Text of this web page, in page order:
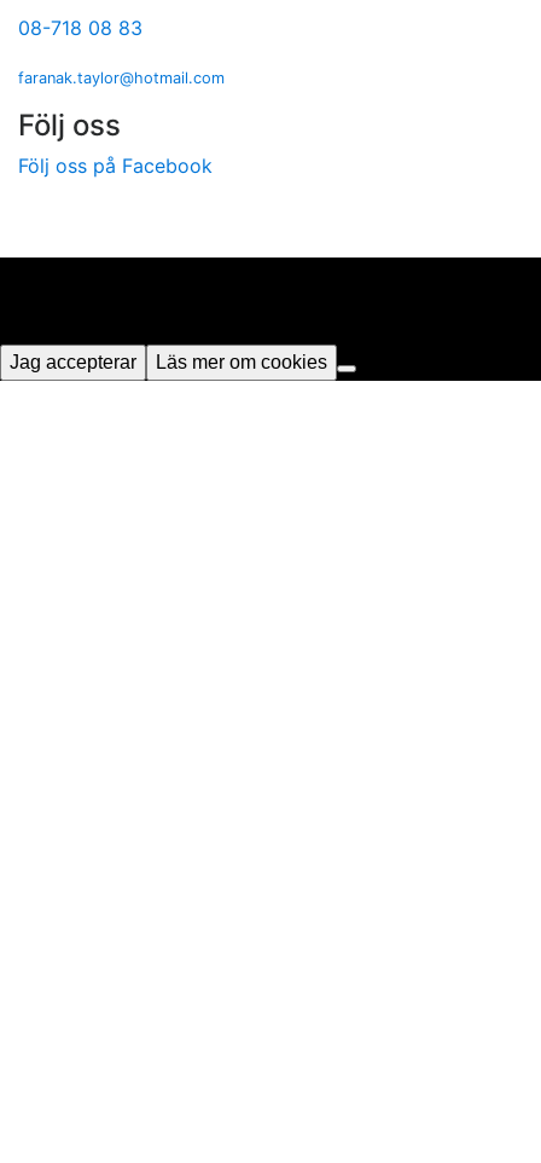
08-718 08 83
faranak.taylor@hotmail.com
Följ oss
Följ oss på Facebook
Jag accepterar Läs mer om cookies